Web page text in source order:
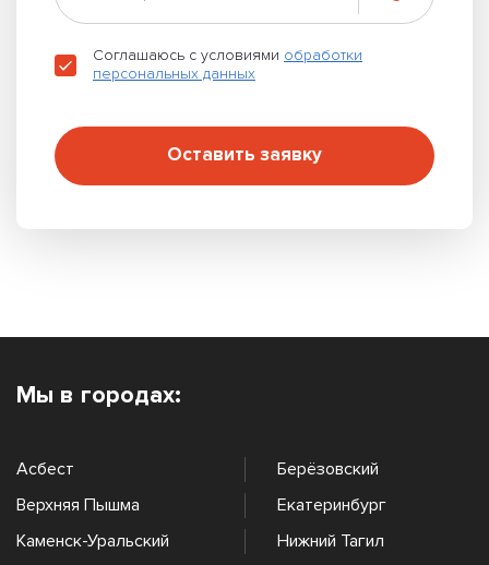
Соглашаюсь с условиями обработки
персональных данных
Оставить заявку
Мы в городах:
Асбест
Берёзовский
Верхняя Пышма
Екатеринбург
Каменск-Уральский
Нижний Тагил